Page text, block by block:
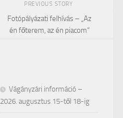
PREVIOUS STORY
Fotópályázati felhívás – „Az
én főterem, az én piacom”
Vágányzári információ –
2026. augusztus 15-től 18-ig